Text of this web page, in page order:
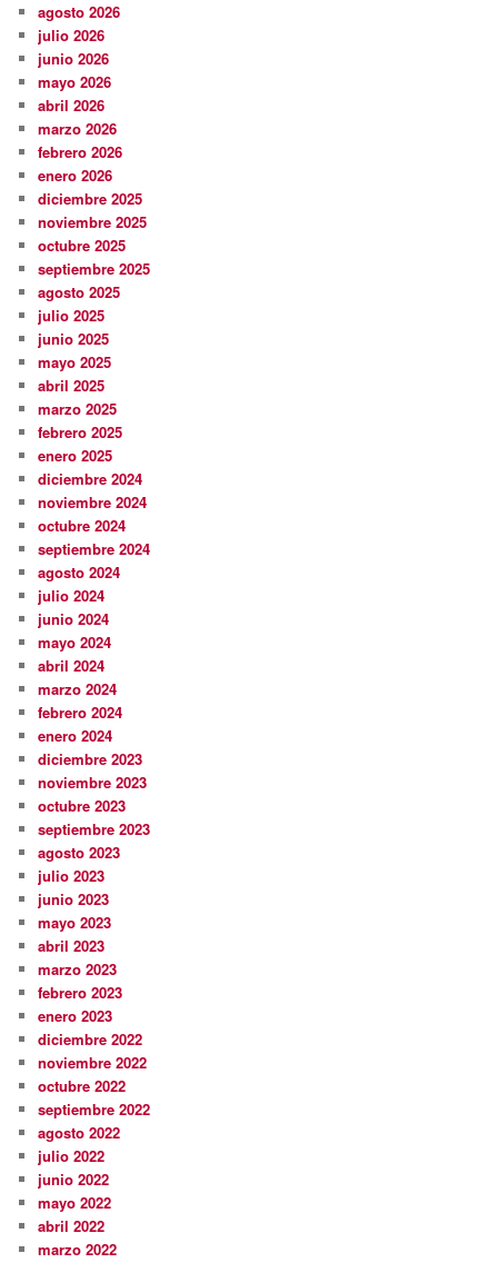
agosto 2026
julio 2026
junio 2026
mayo 2026
abril 2026
marzo 2026
febrero 2026
enero 2026
diciembre 2025
noviembre 2025
octubre 2025
septiembre 2025
agosto 2025
julio 2025
junio 2025
mayo 2025
abril 2025
marzo 2025
febrero 2025
enero 2025
diciembre 2024
noviembre 2024
octubre 2024
septiembre 2024
agosto 2024
julio 2024
junio 2024
mayo 2024
abril 2024
marzo 2024
febrero 2024
enero 2024
diciembre 2023
noviembre 2023
octubre 2023
septiembre 2023
agosto 2023
julio 2023
junio 2023
mayo 2023
abril 2023
marzo 2023
febrero 2023
enero 2023
diciembre 2022
noviembre 2022
octubre 2022
septiembre 2022
agosto 2022
julio 2022
junio 2022
mayo 2022
abril 2022
marzo 2022